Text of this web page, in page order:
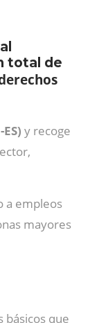
total de
y recoge
a empleos
mayores
básicos que